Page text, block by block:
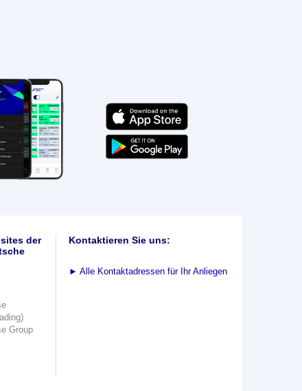
der
Group
Kontaktieren Sie uns:
► Alle Kontaktadressen für Ihr Anliegen